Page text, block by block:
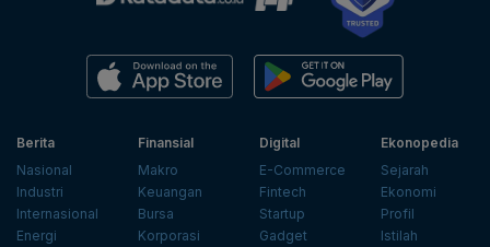
Berita
Nasional
Industri
Internasional
Energi
Finansial
Makro
Keuangan
Bursa
Korporasi
Digital
E-Commerce
Fintech
Startup
Gadget
Ekonopedia
Sejarah
Ekonomi
Profil
Istilah